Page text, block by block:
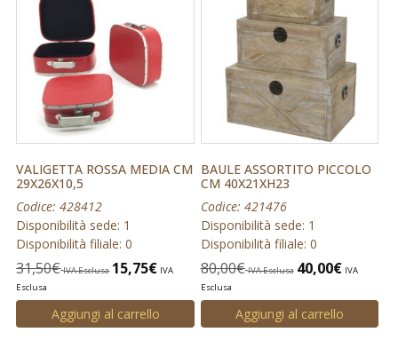
VALIGETTA ROSSA MEDIA CM
29X26X10,5
Codice: 428412
Disponibilità sede: 1
Disponibilità filiale: 0
31,50€ IVA Esclusa 15,75€ IVA
Esclusa
Aggiungi al carrello
BAULE ASSORTITO PICCOLO
CM 40X21XH23
Codice: 421476
Disponibilità sede: 1
Disponibilità filiale: 0
80,00€ IVA Esclusa 40,00€ IVA
Esclusa
Aggiungi al carrello